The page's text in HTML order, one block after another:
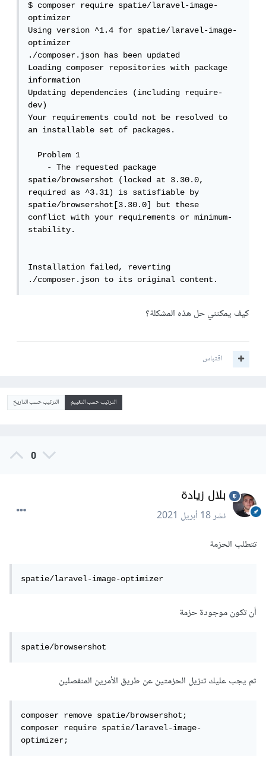
$ composer require spatie/laravel-image-
optimizer
Using version ^1.4 for spatie/laravel-image-
optimizer
./composer.json has been updated
Loading composer repositories with package
information
Updating dependencies (including require-
dev)
Your requirements could not be resolved to
an installable set of packages.
  Problem 1
    - The requested package
spatie/browsershot (locked at 3.30.0,
required as ^3.31) is satisfiable by
spatie/browsershot[3.30.0] but these
conflict with your requirements or minimum-
stability.
Installation failed, reverting
./composer.json to its original content.
كيف يمكنني حل هذه المشكلة؟
اقتباس
الترتيب حسب التقييم الترتيب حسب التاريخ
0
بلال زيادة
نشر18 أبريل 2021
تتطلب الحزمة
spatie/laravel-image-optimizer
أن تكون موجودة حزمة
spatie/browsershot
ثم يجب عليك تنزيل الحزمتين عن طريق الأمرين المنفصلين
composer remove spatie/browsershot;
composer require spatie/laravel-image-
optimizer;